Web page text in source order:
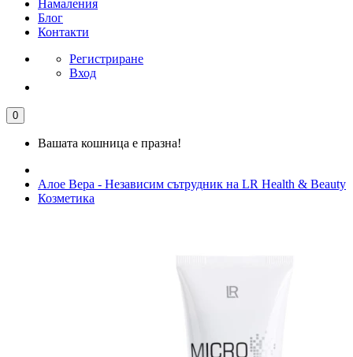
Намаления
Блог
Контакти
Регистриране
Вход
0
Вашата кошница е празна!
Алое Вера - Независим сътрудник на LR Health & Beauty
Козметика